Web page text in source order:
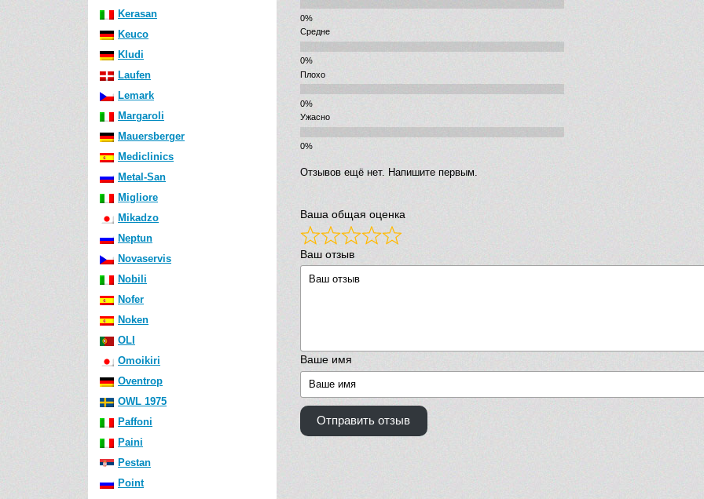
Kerasan
Keuco
Kludi
Laufen
Lemark
Margaroli
Mauersberger
Mediclinics
Metal-San
Migliore
Mikadzo
Neptun
Novaservis
Nobili
Nofer
Noken
OLI
Omoikiri
Oventrop
OWL 1975
Paffoni
Paini
Pestan
Point
Средне
Плохо
Ужасно
Отзывов ещё нет. Напишите первым.
Ваша общая оценка
Ваш отзыв
Ваше имя
Отправить отзыв